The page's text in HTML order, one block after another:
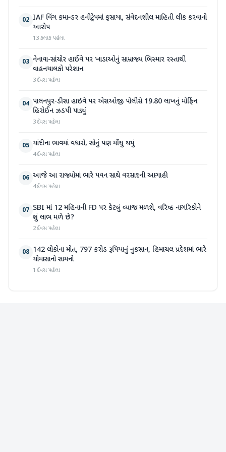
02 IAF વિંગ કમાન્ડર હનીટ્રેપમાં ફસાયા, સંવેદનશીલ માહિતી લીક કરવાનો
આરોપ
13 કલાક પહેલા
03 નેનાવા-સાંચોર હાઈવે પર ખાડાઓનું સામ્રાજ્ય બિસ્માર રસ્તાથી
વાહનચાલકો પરેશાન
3 દિવસ પહેલા
04 પાલનપુર-ડીસા હાઇવે પર એસઓજી પોલીસે 19.80 લાખનું મોર્ફિન
હિરોઈન ઝડપી પાડ્યું
3 દિવસ પહેલા
05 ચાંદીના ભાવમાં વધારો, સોનું પણ મોંઘુ થયું
4 દિવસ પહેલા
06 આજે આ રાજ્યોમાં ભારે પવન સાથે વરસાદની આગાહી
4 દિવસ પહેલા
07 SBI માં 12 મહિનાની FD પર કેટલું વ્યાજ મળશે, વરિષ્ઠ નાગરિકોને
શું લાભ મળે છે?
2 દિવસ પહેલા
08 142 લોકોના મોત, 797 કરોડ રૂપિયાનું નુકસાન, હિમાચલ પ્રદેશમાં ભારે
ચોમાસાનો સામનો
1 દિવસ પહેલા